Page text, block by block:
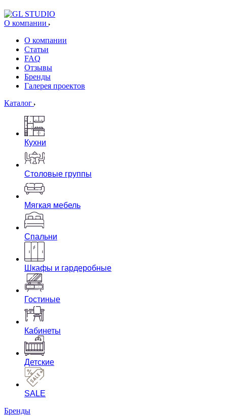
О компании
О компании
Статьи
FAQ
Отзывы
Бренды
Галерея проектов
Каталог
Кухни
Столовые группы
Мягкая мебель
Спальни
Шкафы и гардеробные
Гостиные
Кабинеты
Детские
SALE
Бренды